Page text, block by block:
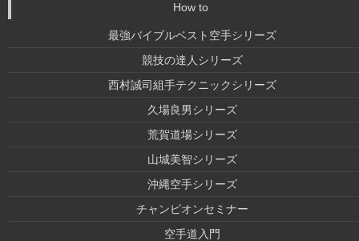
How to
最強バイブルベスト空手シリーズ
競技の達人シリーズ
西村誠司組手テクニックシリーズ
久場良男シリーズ
荒賀道場シリーズ
山城美智シリーズ
沖縄空手シリーズ
チャンピオンセミナー
空手道入門